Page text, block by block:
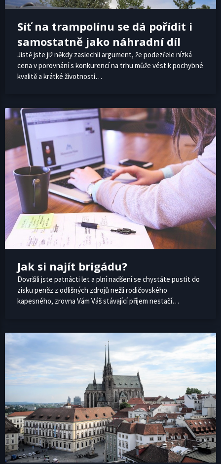
Síť na trampolínu se dá pořídit i
samostatně jako náhradní díl
Jistě jste již někdy zaslechli argument, že podezřele nízká
cena v porovnání s konkurencí na trhu může vést k pochybné
kvalitě a krátké životnosti…
Jak si najít brigádu?
Dovršili jste patnácti let a plní nadšení se chystáte pustit do
zisku peněz z odlišných zdrojů nežli rodičovského
kapesného, zrovna Vám Váš stávající příjem nestačí…